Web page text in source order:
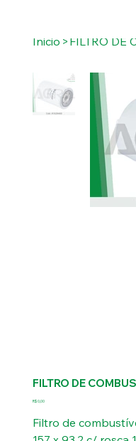
Inicio > FILTRO DE
FILTRO DE
Preço
R$ 0,00
Filtro de